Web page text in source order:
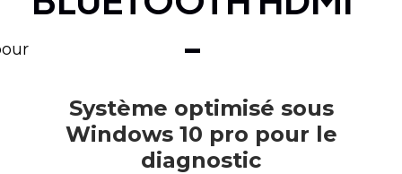
-
Système optimisé sous
Windows 10 pro pour le
diagnostic